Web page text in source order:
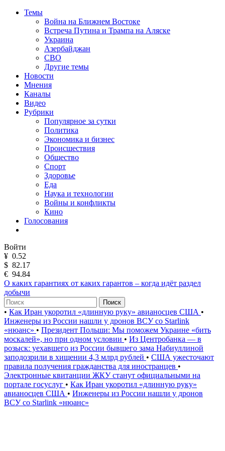
Темы
Война на Ближнем Востоке
Встреча Путина и Трампа на Аляске
Украина
Азербайджан
СВО
Другие темы
Новости
Мнения
Каналы
Видео
Рубрики
Популярное за сутки
Политика
Экономика и бизнес
Происшествия
Общество
Спорт
Здоровье
Еда
Наука и технологии
Войны и конфликты
Кино
Голосования
Войти
¥ 0.52
$ 82.17
€ 94.84
О каких гарантиях от каких гарантов – когда идёт раздел
добычи
Поиск
• Как Иран укоротил «длинную руку» авианосцев США •
Инженеры из России нашли у дронов ВСУ со Starlink
«нюанс» • Президент Польши: Мы поможем Украине «бить
москалей», но при одном условии • Из Центробанка — в
розыск: уехавшего из России бывшего зама Набиуллиной
заподозрили в хищении 4,3 млрд рублей • США ужесточают
правила получения гражданства для иностранцев •
Электронные квитанции ЖКУ станут официальными на
портале госуслуг • Как Иран укоротил «длинную руку»
авианосцев США • Инженеры из России нашли у дронов
ВСУ со Starlink «нюанс»